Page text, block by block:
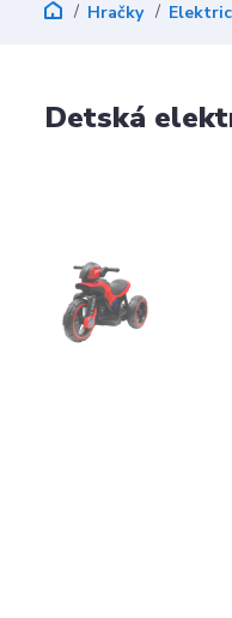
Hračky
Detská